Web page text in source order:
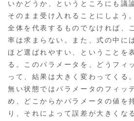
いかどうか、というところにも議
そのまま受け入れることにしよう
全体を代表するものでなければ、
率は求まらない。また、式の中に
ほど選ばれやすい、ということを
る。このパラメータを、どうフィ
って、結果は大きく変わってくる
無い状態ではパラメータのフィッ
め、どこからかパラメータの値を
り、それによって誤差が大きくな